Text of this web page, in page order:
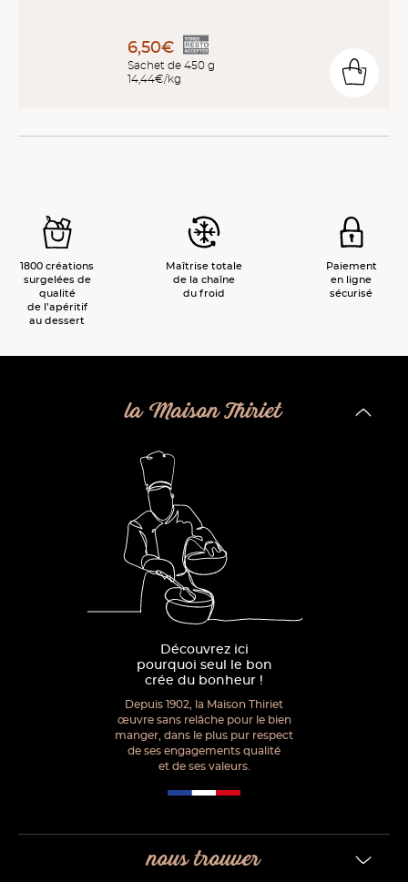
6,50€
Sachet de 450 g
14,44€/kg
1800 créations
surgelées de
qualité
de l’apéritif
au dessert
Maîtrise totale
de la chaîne
du froid
Paiement
en ligne
sécurisé
la Maison Thiriet
Découvrez ici
pourquoi seul le bon
crée du bonheur !
Depuis 1902, la Maison Thiriet
œuvre sans relâche pour le bien
manger, dans le plus pur respect
de ses engagements qualité
et de ses valeurs.
nous trouver